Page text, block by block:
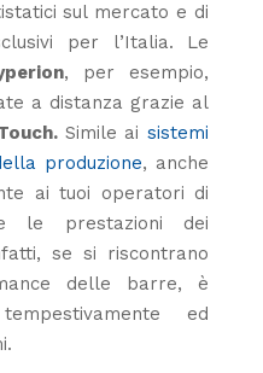
sul mercato e di
per l’Italia. Le
, per esempio,
a distanza grazie al
Simile aisistemi
produzione, anche
ai tuoi operatori di
le prestazioni dei
se si riscontrano
delle barre, è
ed